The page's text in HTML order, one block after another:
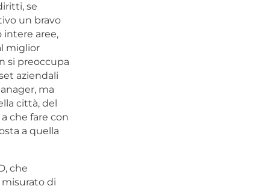
se
un bravo
intere aree,
miglior
si preoccupa
aziendali
ma
città, del
che fare con
a quella
che
di